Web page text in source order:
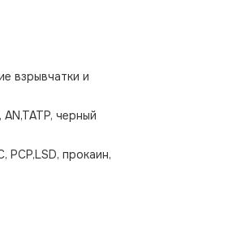
взрывчатки и
черный
PCP,LSD, прокаин,